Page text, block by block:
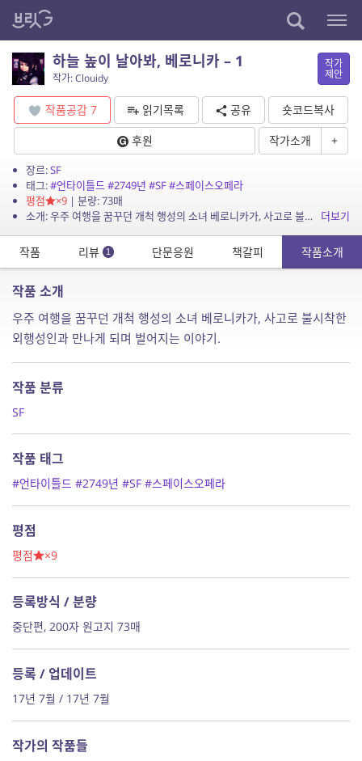
하늘 높이 날아봐, 베로니카 – 1
작가: Clouidy
작가
제안
작품공감 7 읽기목록 공유
숏코드복사
후원
작가소개 +
장르:SF
태그:#언타이틀드#2749년 #SF#스페이스오페라
평점
×9| 분량: 73매
소개: 우주 여행을 꿈꾸던 개척 행성의 소녀 베로니카가, 사고로 불시착한 외행성인과 만나게 되며 벌어지는 이야기.
더보기
작품 리뷰 1 단문응원 책갈피 작품소개
작품 소개
우주 여행을 꿈꾸던 개척 행성의 소녀 베로니카가, 사고로 불시착한
외행성인과 만나게 되며 벌어지는 이야기.
작품 분류
SF
작품 태그
#언타이틀드 #2749년 #SF #스페이스오페라
평점
평점 ×9
등록방식 / 분량
중단편, 200자 원고지 73매
등록 / 업데이트
17년 7월 / 17년 7월
작가의 작품들